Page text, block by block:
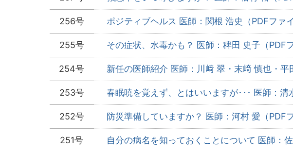
256号 ポジティブヘルス 医師：関根 浩史（PDFファ
255号 その症状、水毒かも？ 医師：稗田 史子（PDF
254号 新任の医師紹介 医師：川﨑 翠・末﨑 慎也・平
253号 春眠暁を覚えず、とはいいますが･･･ 医師：清
252号 防災準備していますか？ 医師：河村 愛（PDF
251号 自分の病名を知っておくことについて 医師：